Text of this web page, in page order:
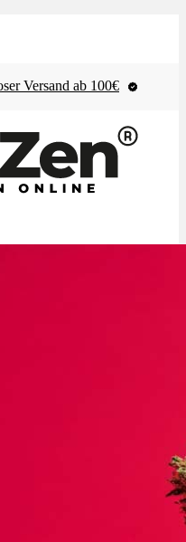
Versand ab 100€